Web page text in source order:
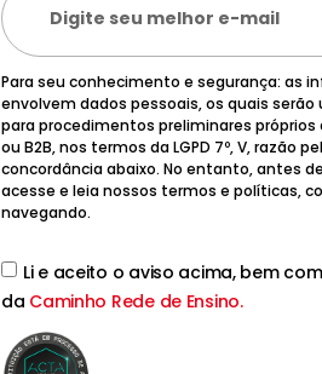
Para seu conhecimento e segurança: as
envolvem dados pessoais, os quais
para procedimentos preliminares próprios
ou B2B, nos termos da LGPD 7º, V, razão
concordância abaixo. No entanto, antes
acesse e leia nossos termos e políticas,
navegando.
Li e aceito o aviso acima, bem
da Caminho Rede de Ensino.